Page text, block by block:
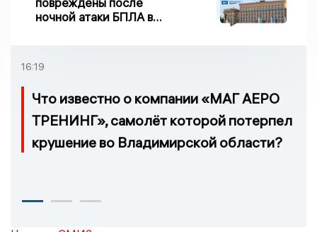
ночной атаки БПЛА в
16:19
Что известно о компании «МАГ АЕРО
ТРЕНИНГ», самолёт которой потерпел
крушение во Владимирской области?